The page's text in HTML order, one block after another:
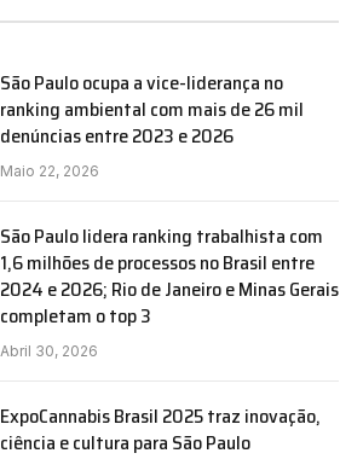
São Paulo ocupa a vice-liderança no
ranking ambiental com mais de 26 mil
denúncias entre 2023 e 2026
Maio 22, 2026
São Paulo lidera ranking trabalhista com
1,6 milhões de processos no Brasil entre
2024 e 2026; Rio de Janeiro e Minas Gerais
completam o top 3
Abril 30, 2026
ExpoCannabis Brasil 2025 traz inovação,
ciência e cultura para São Paulo